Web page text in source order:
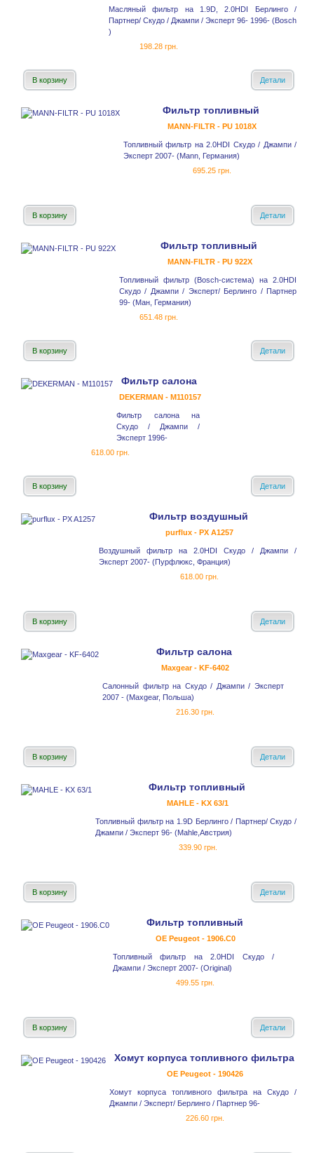
Масляный фильтр на 1.9D, 2.0HDI Берлинго /
Партнер/ Скудо / Джампи / Эксперт 96- 1996- (Bosch
)
198.28 грн.
В корзину Детали
Фильтр топливный
MANN-FILTR - PU 1018X
Топливный фильтр на 2.0HDI Скудо / Джампи /
Эксперт 2007- (Mann, Германия)
695.25 грн.
В корзину Детали
Фильтр топливный
MANN-FILTR - PU 922X
Топливный фильтр (Bosch-система) на 2.0HDI
Скудо / Джампи / Эксперт/ Берлинго / Партнер
99- (Ман, Германия)
651.48 грн.
В корзину Детали
Фильтр салона
DEKERMAN - M110157
Фильтр салона на
Скудо / Джампи /
Эксперт 1996-
618.00 грн.
В корзину Детали
Фильтр воздушный
purflux - PX A1257
Воздушный фильтр на 2.0HDI Скудо / Джампи /
Эксперт 2007- (Пурфлюкс, Франция)
618.00 грн.
В корзину Детали
Фильтр салона
Maxgear - KF-6402
Салонный фильтр на Скудо / Джампи / Эксперт
2007 - (Maxgear, Польша)
216.30 грн.
В корзину Детали
Фильтр топливный
MAHLE - KX 63/1
Топливный фильтр на 1.9D Берлинго / Партнер/ Скудо /
Джампи / Эксперт 96- (Mahle,Австрия)
339.90 грн.
В корзину Детали
Фильтр топливный
OE Peugeot - 1906.C0
Топливный фильтр на 2.0HDI Скудо /
Джампи / Эксперт 2007- (Original)
499.55 грн.
В корзину Детали
Хомут корпуса топливного фильтра
OE Peugeot - 190426
Хомут корпуса топливного фильтра на Скудо /
Джампи / Эксперт/ Берлинго / Партнер 96-
226.60 грн.